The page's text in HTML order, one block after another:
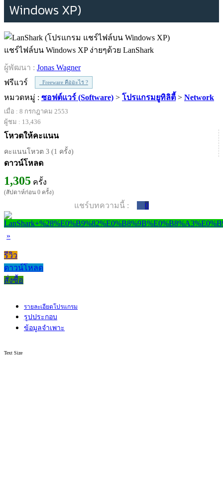
Windows XP)
แชร์ไฟล์บน Windows XP ง่ายๆด้วย LanShark
ผู้พัฒนา : Jonas Wagner
ฟรีแวร์
Freeware คืออะไร ?
หมวดหมู่ : ซอฟต์แวร์ (Software) > โปรแกรมยูทิลิตี้ > Network
เมื่อ : 8 กรกฎาคม 2553
ผู้ชม : 13,436
โหวตให้คะแนน
คะแนนโหวต 3 (1 ครั้ง)
ดาวน์โหลด
1,305 ครั้ง
(สัปดาห์ก่อน 0 ครั้ง)
แชร์บทความนี้ : 0
»
รีวิว
ดาวน์โหลด
สั่งซื้อ
รายละเอียดโปรแกรม
รูปประกอบ
ข้อมูลจำเพาะ
Text Size